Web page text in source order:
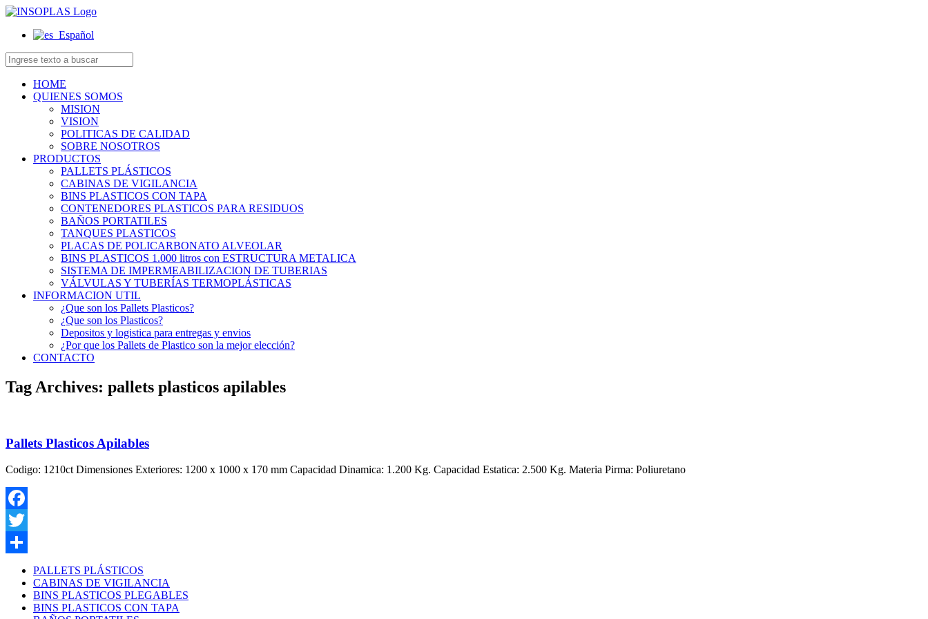
Español
HOME
QUIENES SOMOS
MISION
VISION
POLITICAS DE CALIDAD
SOBRE NOSOTROS
PRODUCTOS
PALLETS PLÁSTICOS
CABINAS DE VIGILANCIA
BINS PLASTICOS CON TAPA
CONTENEDORES PLASTICOS PARA RESIDUOS
BAÑOS PORTATILES
TANQUES PLASTICOS
PLACAS DE POLICARBONATO ALVEOLAR
BINS PLASTICOS 1.000 litros con ESTRUCTURA METALICA
SISTEMA DE IMPERMEABILIZACION DE TUBERIAS
VÁLVULAS Y TUBERÍAS TERMOPLÁSTICAS
INFORMACION UTIL
¿Que son los Pallets Plasticos?
¿Que son los Plasticos?
Depositos y logistica para entregas y envios
¿Por que los Pallets de Plastico son la mejor elección?
CONTACTO
Tag Archives: pallets plasticos apilables
Pallets Plasticos Apilables
Codigo: 1210ct Dimensiones Exteriores: 1200 x 1000 x 170 mm Capacidad Dinamica: 1.200 Kg. Capacidad Estatica: 2.500 Kg. Materia Pirma: Poliuretano
Facebook
Twitter
Compartir
PALLETS PLÁSTICOS
CABINAS DE VIGILANCIA
BINS PLASTICOS PLEGABLES
BINS PLASTICOS CON TAPA